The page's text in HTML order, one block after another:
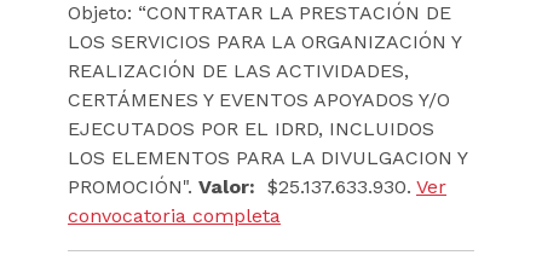
Objeto: “CONTRATAR LA PRESTACIÓN DE
LOS SERVICIOS PARA LA ORGANIZACIÓN Y
REALIZACIÓN DE LAS ACTIVIDADES,
CERTÁMENES Y EVENTOS APOYADOS Y/O
EJECUTADOS POR EL IDRD, INCLUIDOS
LOS ELEMENTOS PARA LA DIVULGACION Y
PROMOCIÓN". Valor: $25.137.633.930. Ver
convocatoria completa